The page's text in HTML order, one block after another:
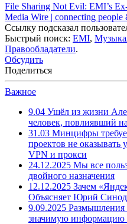
File Sharing Not Evil: EMI’s
Media Wire | connecting
Ссылку подсказал
Быстрый поиск: EMI,
Правообладатели.
Обсудить
Поделиться
Важное
9.04 Ушёл из жизни
человек, повлиявший
31.03 Минцифры
проектов не оказывать
VPN и прокси
24.12.2025 Мы все
двойного назначения
12.12.2025 Зачем
Объясняет Юрий
9.09.2025 Размышления
значимую информацию